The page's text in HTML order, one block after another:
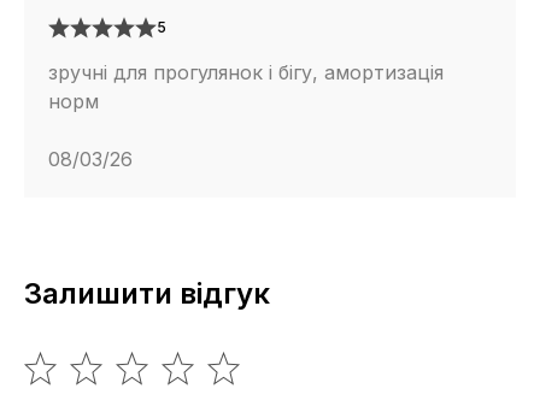
5
зручні для прогулянок і бігу, амортизація
норм
08/03/26
Залишити відгук